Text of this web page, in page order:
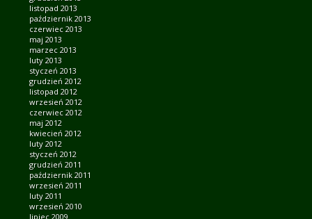
listopad 2013
październik 2013
czerwiec 2013
maj 2013
marzec 2013
luty 2013
styczeń 2013
grudzień 2012
listopad 2012
wrzesień 2012
czerwiec 2012
maj 2012
kwiecień 2012
luty 2012
styczeń 2012
grudzień 2011
październik 2011
wrzesień 2011
luty 2011
wrzesień 2010
lipiec 2009